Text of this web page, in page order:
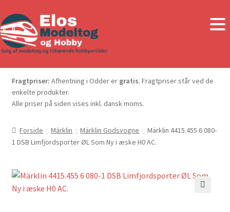
Fragtpriser: Afhentning i Odder er gratis. Fragtpriser står ved de
enkelte produkter.
Alle priser på siden vises inkl. dansk moms.
Forside Märklin Märklin Godsvogne
Märklin 4415.455 6 080-
1 DSB Limfjordsporter ØL Som Ny i æske H0 AC.